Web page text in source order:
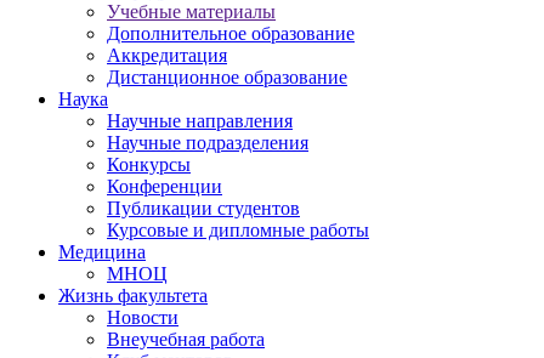
Учебные материалы
Дополнительное образование
Аккредитация
Дистанционное образование
Наука
Научные направления
Научные подразделения
Конкурсы
Конференции
Публикации студентов
Курсовые и дипломные работы
Медицина
МНОЦ
Жизнь факультета
Новости
Внеучебная работа